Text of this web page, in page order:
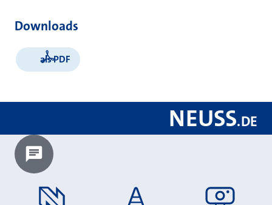
Downloads
als PDF
NEUSS.DE
Chatbot laden?